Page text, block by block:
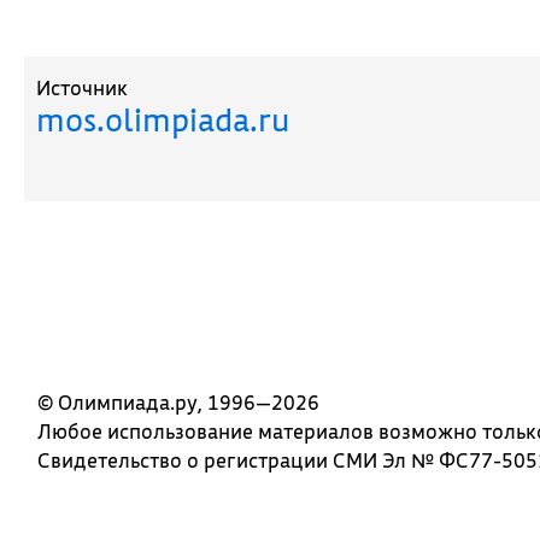
Источник
mos.olimpiada.ru
© Олимпиада.ру, 1996—2026
Любое использование материалов возможно
Свидетельство о регистрации СМИ Эл № ФС77-